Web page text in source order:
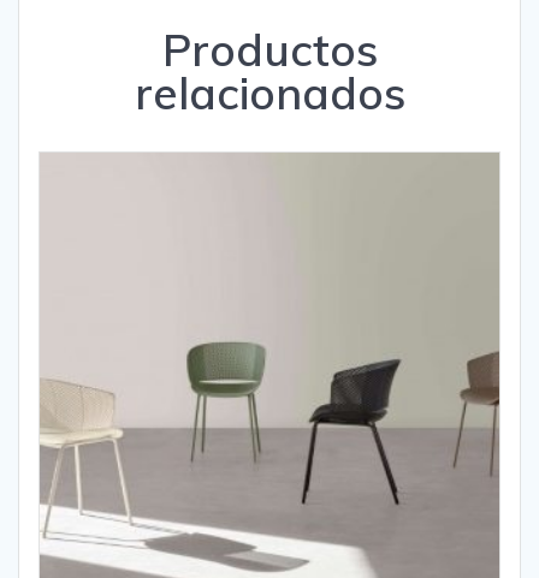
Productos
relacionados